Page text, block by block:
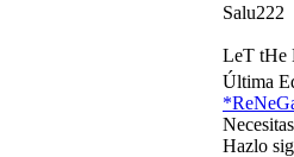
Salu222
LeT tHe
Última
Hazlo